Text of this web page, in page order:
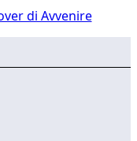
di Avvenire